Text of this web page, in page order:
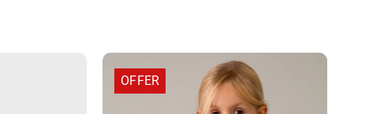
OFFER